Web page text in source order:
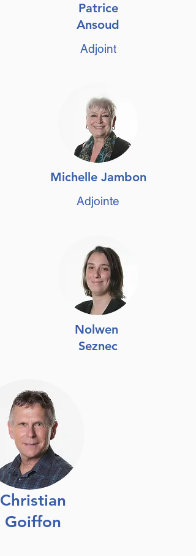
Patrice
Ansoud
Adjoint
Michelle Jambon
Adjointe
Nolwen
Seznec
Christian
Goiffon